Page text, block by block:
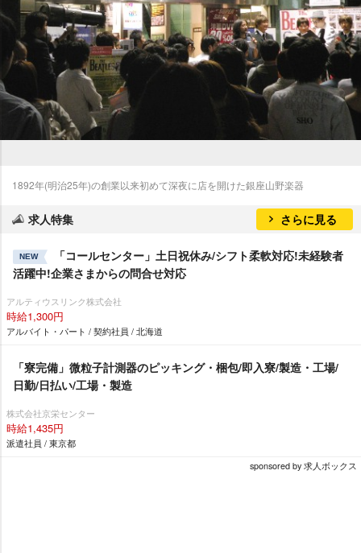
1892年(明治25年)の創業以来初めて深夜に店を開けた銀座山野楽器
求人特集 さらに見る
NEW
「コールセンター」土日祝休み/シフト柔軟対応!未経験者
活躍中!企業さまからの問合せ対応
アルティウスリンク株式会社
時給1,300円
アルバイト・パート / 契約社員 / 北海道
「寮完備」微粒子計測器のピッキング・梱包/即入寮/製造・工場/
日勤/日払い/工場・製造
株式会社京栄センター
時給1,435円
派遣社員 / 東京都
sponsored by 求人ボックス